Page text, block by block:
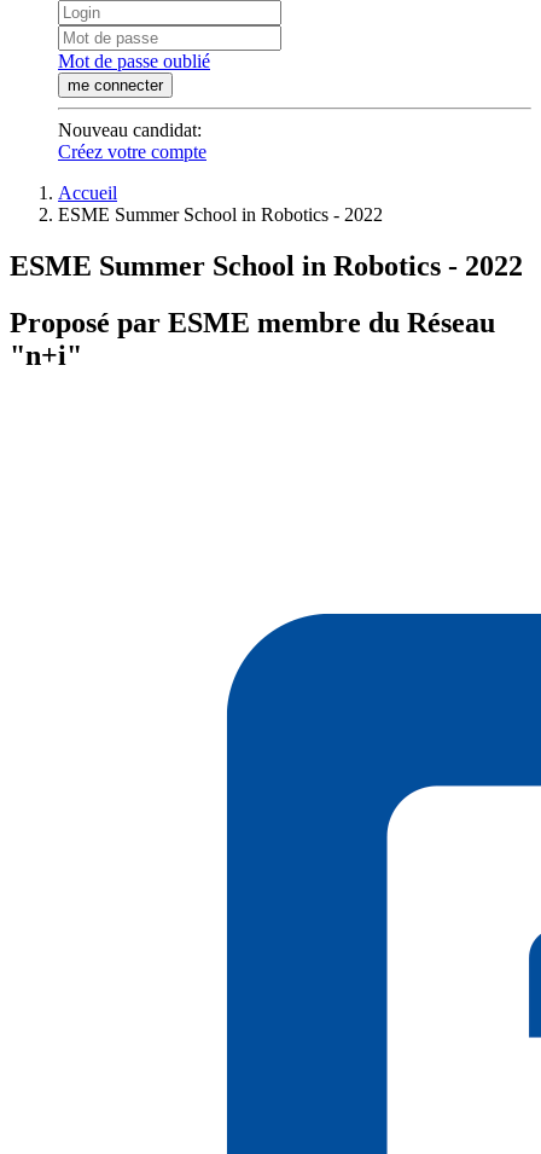
Mot de passe oublié
me connecter
Nouveau candidat:
Créez votre compte
Accueil
ESME Summer School in Robotics - 2022
ESME Summer School in Robotics - 2022
Proposé par ESME membre du Réseau
"n+i"